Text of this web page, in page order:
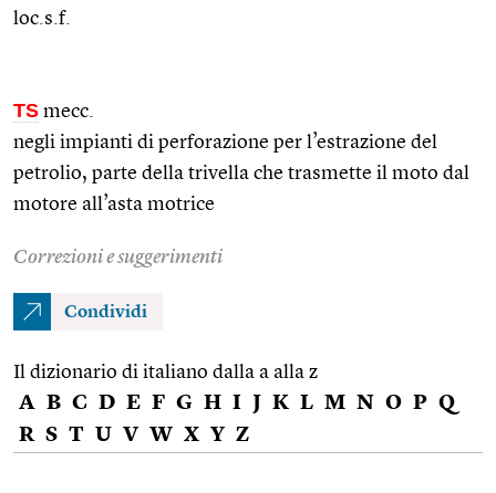
loc.s.f.
TS mecc.
negli impianti di perforazione per l’estrazione del
petrolio, parte della trivella che trasmette il moto dal
motore all’asta motrice
Correzioni e suggerimenti
Condividi
Il dizionario di italiano dalla a alla z
A B C D E F G H I J K L M N O P Q
R S T U V W X Y Z